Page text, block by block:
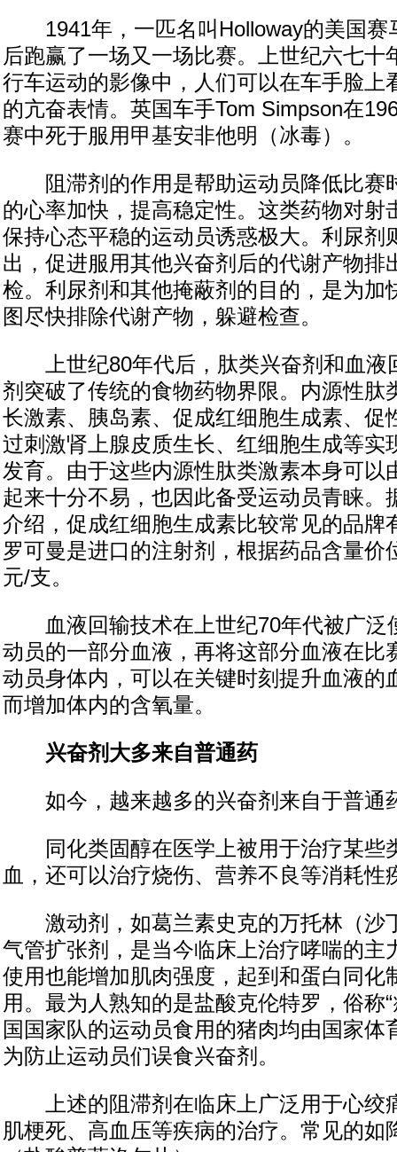
1941年，一匹名叫Holloway的美国赛
后跑赢了一场又一场比赛。上世纪六七十
行车运动的影像中，人们可以在车手脸上
的亢奋表情。英国车手Tom Simpson在
赛中死于服用甲基安非他明（冰毒）。
阻滞剂的作用是帮助运动员降低比赛
的心率加快，提高稳定性。这类药物对射
保持心态平稳的运动员诱惑极大。利尿剂
出，促进服用其他兴奋剂后的代谢产物排
检。利尿剂和其他掩蔽剂的目的，是为加
图尽快排除代谢产物，躲避检查。
上世纪80年代后，肽类兴奋剂和血液
剂突破了传统的食物药物界限。内源性肽
长激素、胰岛素、促成红细胞生成素、促
过刺激肾上腺皮质生长、红细胞生成等实
发育。由于这些内源性肽类激素本身可以
起来十分不易，也因此备受运动员青睐。
介绍，促成红细胞生成素比较常见的品牌
罗可曼是进口的注射剂，根据药品含量价
元/支。
血液回输技术在上世纪70年代被广泛
动员的一部分血液，再将这部分血液在比
动员身体内，可以在关键时刻提升血液的
而增加体内的含氧量。
兴奋剂大多来自普通药
如今，越来越多的兴奋剂来自于普通
同化类固醇在医学上被用于治疗某些
血，还可以治疗烧伤、营养不良等消耗性
激动剂，如葛兰素史克的万托林（沙
气管扩张剂，是当今临床上治疗哮喘的主
使用也能增加肌肉强度，起到和蛋白同化
用。最为人熟知的是盐酸克伦特罗，俗称
国国家队的运动员食用的猪肉均由国家体
为防止运动员们误食兴奋剂。
上述的阻滞剂在临床上广泛用于心绞
肌梗死、高血压等疾病的治疗。常见的